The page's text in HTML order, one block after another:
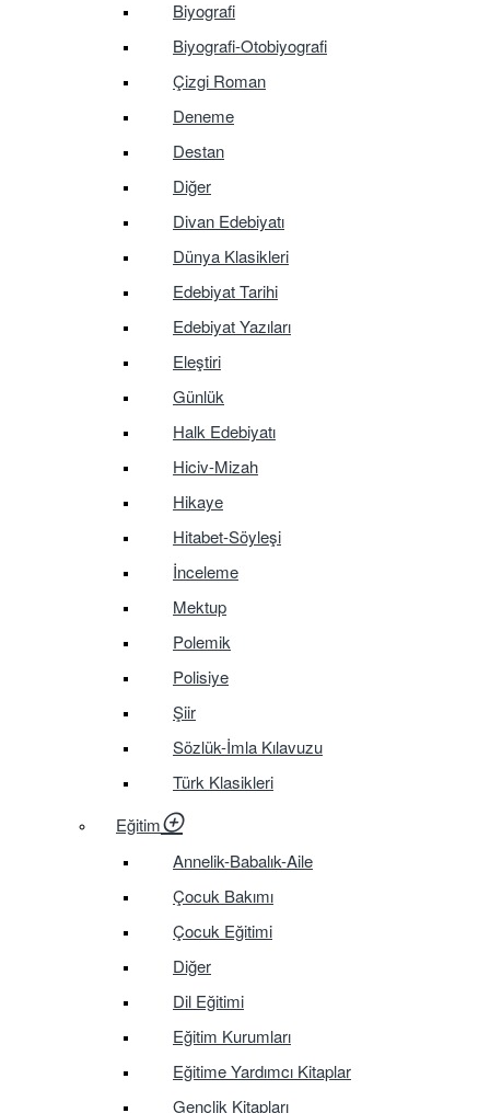
Biyografi
Biyografi-Otobiyografi
Çizgi Roman
Deneme
Destan
Diğer
Divan Edebiyatı
Dünya Klasikleri
Edebiyat Tarihi
Edebiyat Yazıları
Eleştiri
Günlük
Halk Edebiyatı
Hiciv-Mizah
Hikaye
Hitabet-Söyleşi
İnceleme
Mektup
Polemik
Polisiye
Şiir
Sözlük-İmla Kılavuzu
Türk Klasikleri
Eğitim
Annelik-Babalık-Aile
Çocuk Bakımı
Çocuk Eğitimi
Diğer
Dil Eğitimi
Eğitim Kurumları
Eğitime Yardımcı Kitaplar
Gençlik Kitapları